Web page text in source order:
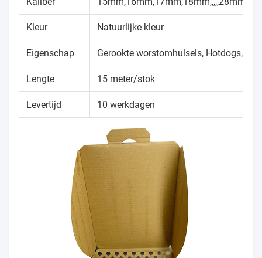
Kleur Natuurlijke kleur
Eigenschap Gerookte worstomhulsels, Hotdogs,
Lengte 15 meter/stok
Levertijd 10 werkdagen